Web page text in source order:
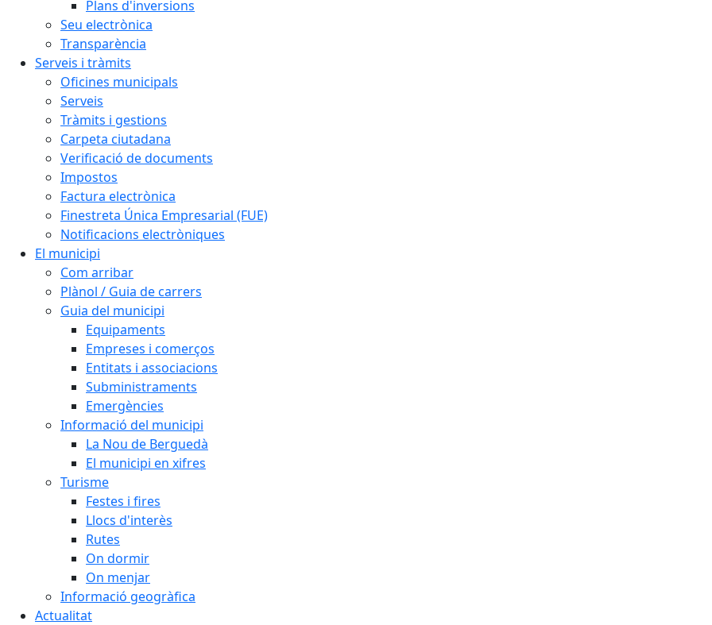
Plans d'inversions
Seu electrònica
Transparència
Serveis i tràmits
Oficines municipals
Serveis
Tràmits i gestions
Carpeta ciutadana
Verificació de documents
Impostos
Factura electrònica
Finestreta Única Empresarial (FUE)
Notificacions electròniques
El municipi
Com arribar
Plànol / Guia de carrers
Guia del municipi
Equipaments
Empreses i comerços
Entitats i associacions
Subministraments
Emergències
Informació del municipi
La Nou de Berguedà
El municipi en xifres
Turisme
Festes i fires
Llocs d'interès
Rutes
On dormir
On menjar
Informació geogràfica
Actualitat